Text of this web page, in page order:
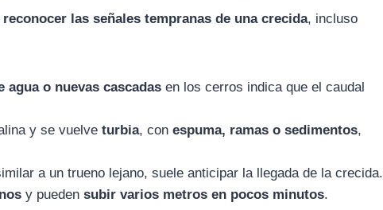
reconocer las señales tempranas de una crecida, incluso
agua o nuevas cascadas en los cerros indica que el caudal
y se vuelveturbia, conespuma, ramas o sedimentos,
a un trueno lejano, suele anticipar la llegada de la crecida.
y puedensubir varios metros en pocos minutos.